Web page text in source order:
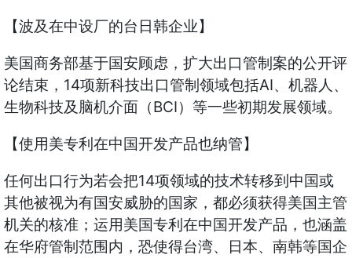
【波及在中设厂的台日韩企业】
美国商务部基于国安顾虑，扩大出口管制案的公开评
论结束，14项新科技出口管制领域包括AI、机器人、
生物科技及脑机介面（BCI）等一些初期发展领域。
【使用美专利在中国开发产品也纳管】
任何出口行为若会把14项领域的技术转移到中国或
其他被视为有国安威胁的国家，都必须获得美国主管
机关的核准；运用美国专利在中国开发产品，也涵盖
在华府管制范围内，恐使得台湾、日本、南韩等国企